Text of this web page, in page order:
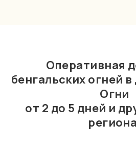
Оперативная
бенгальских огней
Огни
от 2 до 5 дней и